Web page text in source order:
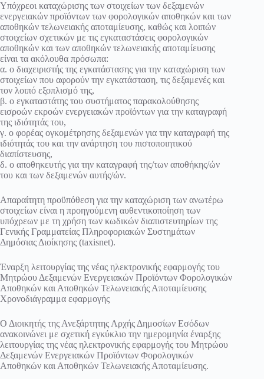
Υπόχρεοι καταχώρισης των στοιχείων των δεξαμενών
ενεργειακών προϊόντων των φορολογικών αποθηκών και των
αποθηκών τελωνειακής αποταμίευσης, καθώς και λοιπών
στοιχείων σχετικών με τις εγκαταστάσεις φορολογικών
αποθηκών και των αποθηκών τελωνειακής αποταμίευσης
είναι τα ακόλουθα πρόσωπα:
α. ο διαχειριστής της εγκατάστασης για την καταχώριση των
στοιχείων που αφορούν την εγκατάσταση, τις δεξαμενές και
τον λοιπό εξοπλισμό της,
β. ο εγκαταστάτης του συστήματος παρακολούθησης
εισροών εκροών ενεργειακών προϊόντων για την καταγραφή
της ιδιότητάς του,
γ. ο φορέας ογκομέτρησης δεξαμενών για την καταγραφή της
ιδιότητάς του και την ανάρτηση του πιστοποιητικού
διαπίστευσης,
δ. ο αποθηκευτής για την καταγραφή της/των αποθήκης/ών
του και των δεξαμενών αυτής/ών.
Απαραίτητη προϋπόθεση για την καταχώριση των ανωτέρω
στοιχείων είναι η προηγούμενη αυθεντικοποίηση των
υπόχρεων με τη χρήση των κωδικών διαπιστευτηρίων της
Γενικής Γραμματείας Πληροφοριακών Συστημάτων
Δημόσιας Διοίκησης (taxisnet).
Έναρξη λειτουργίας της νέας ηλεκτρονικής εφαρμογής του
Μητρώου Δεξαμενών Ενεργειακών Προϊόντων Φορολογικών
Αποθηκών και Αποθηκών Τελωνειακής Αποταμίευσης
Χρονοδιάγραμμα εφαρμογής
Ο Διοικητής της Ανεξάρτητης Αρχής Δημοσίων Εσόδων
ανακοινώνει με σχετική εγκύκλιο την ημερομηνία έναρξης
λειτουργίας της νέας ηλεκτρονικής εφαρμογής του Μητρώου
Δεξαμενών Ενεργειακών Προϊόντων Φορολογικών
Αποθηκών και Αποθηκών Τελωνειακής Αποταμίευσης.